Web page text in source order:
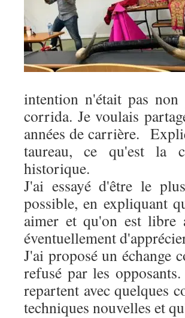
intention n'était pas
corrida. Je voulais
années de carrière.
taureau, ce qu'est la
historique.
J'ai essayé d'être le
possible, en expliquant
aimer et qu'on est libre
éventuellement
J'ai proposé un échange
refusé par les
repartent avec quelques
techniques nouvelles et